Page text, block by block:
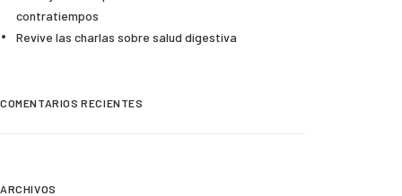
contratiempos
Revive las charlas sobre salud digestiva
COMENTARIOS RECIENTES
ARCHIVOS